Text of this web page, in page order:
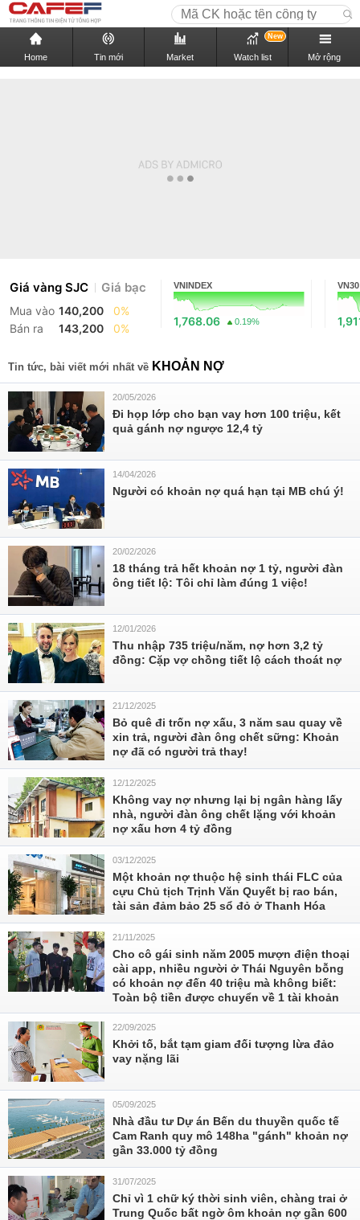
Home Tin mới Market Watch list
New
Mở rộng
Giá vàng SJC Giá bạc
Mua vào 140,200
0%
Bán ra
143,200 0%
VNINDEX
1,768.06 0.19%
VN30
Tin tức, bài viết mới nhất về KHOẢN NỢ
20/05/2026
Đi họp lớp cho bạn vay hơn 100 triệu, kết
quả gánh nợ ngược 12,4 tỷ
14/04/2026
Người có khoản nợ quá hạn tại MB chú ý!
20/02/2026
18 tháng trả hết khoản nợ 1 tỷ, người đàn
ông tiết lộ: Tôi chỉ làm đúng 1 việc!
12/01/2026
Thu nhập 735 triệu/năm, nợ hơn 3,2 tỷ
đồng: Cặp vợ chồng tiết lộ cách thoát nợ
21/12/2025
Bỏ quê đi trốn nợ xấu, 3 năm sau quay về
xin trả, người đàn ông chết sững: Khoản
nợ đã có người trả thay!
12/12/2025
Không vay nợ nhưng lại bị ngân hàng lấy
nhà, người đàn ông chết lặng với khoản
nợ xấu hơn 4 tỷ đồng
03/12/2025
Một khoản nợ thuộc hệ sinh thái FLC của
cựu Chủ tịch Trịnh Văn Quyết bị rao bán,
tài sản đảm bảo 25 sổ đỏ ở Thanh Hóa
21/11/2025
Cho cô gái sinh năm 2005 mượn điện thoại
cài app, nhiều người ở Thái Nguyên bỗng
có khoản nợ đến 40 triệu mà không biết:
Toàn bộ tiền được chuyển về 1 tài khoản
22/09/2025
Khởi tố, bắt tạm giam đối tượng lừa đảo
vay nặng lãi
05/09/2025
Nhà đầu tư Dự án Bến du thuyền quốc tế
Cam Ranh quy mô 148ha "gánh" khoản nợ
gần 33.000 tỷ đồng
31/07/2025
Chỉ vì 1 chữ ký thời sinh viên, chàng trai ở
Trung Quốc bất ngờ ôm khoản nợ gần 600